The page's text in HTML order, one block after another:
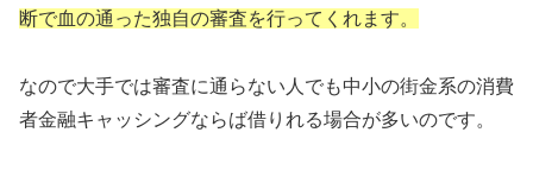
断で血の通った独自の審査を行ってくれます。
なので大手では審査に通らない人でも中小の街金系の消費
者金融キャッシングならば借りれる場合が多いのです。